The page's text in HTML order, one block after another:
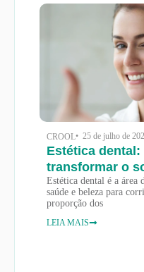
CROOL• 25 de julho de
Estética
transformar o
Estética dental é a área
saúde e beleza para
proporção dos
LEIA MAIS